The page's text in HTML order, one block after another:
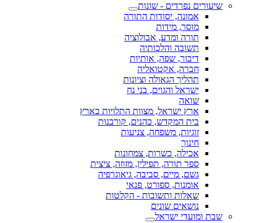
שיעורים נפרדים - שונות
אמונה, יסודות התורה
מוסר, מידות
תורה ומדע, אבולוציה
תשובה והלכותיה
דיבור, שפה, אותיות
חברה, אקטואליה
תהליך הגאולה וציונות
ישראל והגוים, בני נח
שואה
ארץ ישראל, מצוות התלויות בארץ
בית המקדש, כהנים, קורבנות
זוגיות, משפחה, צניעות
חינוך
אכילה, כשרות, צמחונות
ספר תורה, תפילין, מזוזה, ציצית
גשם, מיים, סביבה, גיאוגרפיה
אומנות, ספורט, פנאי
שאלות ותשובות - הקלטות
נושאים שונים
שבת ומועדי ישראל